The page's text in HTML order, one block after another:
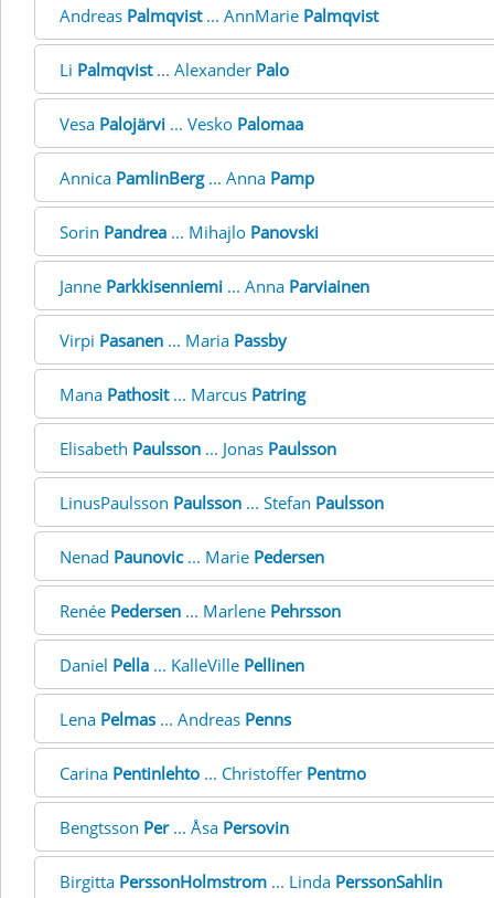
Andreas Palmqvist... AnnMarie Palmqvist
Li Palmqvist... Alexander Palo
Vesa Palojärvi ... Vesko Palomaa
Annica PamlinBerg... Anna Pamp
Sorin Pandrea ... Mihajlo Panovski
Janne Parkkisenniemi ... Anna Parviainen
Virpi Pasanen ... Maria Passby
Mana Pathosit... Marcus Patring
Elisabeth Paulsson ... Jonas Paulsson
LinusPaulsson Paulsson ... Stefan Paulsson
Nenad Paunovic... Marie Pedersen
Renée Pedersen ... Marlene Pehrsson
Daniel Pella ... KalleVille Pellinen
Lena Pelmas ... Andreas Penns
Carina Pentinlehto ... Christoffer Pentmo
Bengtsson Per... Åsa Persovin
Birgitta PerssonHolmstrom ... Linda PerssonSahlin